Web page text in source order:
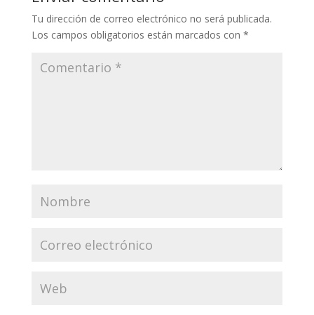
Tu dirección de correo electrónico no será publicada.
Los campos obligatorios están marcados con *